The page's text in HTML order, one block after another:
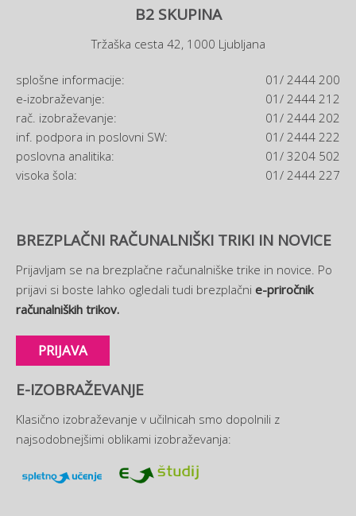
B2 SKUPINA
Tržaška cesta 42, 1000 Ljubljana
splošne informacije:
01/ 2444 200
e-izobraževanje:
01/ 2444 212
rač. izobraževanje:
01/ 2444 202
inf. podpora in poslovni SW:
01/ 2444 222
poslovna analitika:
01/ 3204 502
visoka šola:
01/ 2444 227
BREZPLAČNI RAČUNALNIŠKI TRIKI IN NOVICE
Prijavljam se na brezplačne računalniške trike in novice. Po
prijavi si boste lahko ogledali tudi brezplačni e-priročnik
računalniških trikov.
PRIJAVA
E-IZOBRAŽEVANJE
Klasično izobraževanje v učilnicah smo dopolnili z
najsodobnejšimi oblikami izobraževanja: